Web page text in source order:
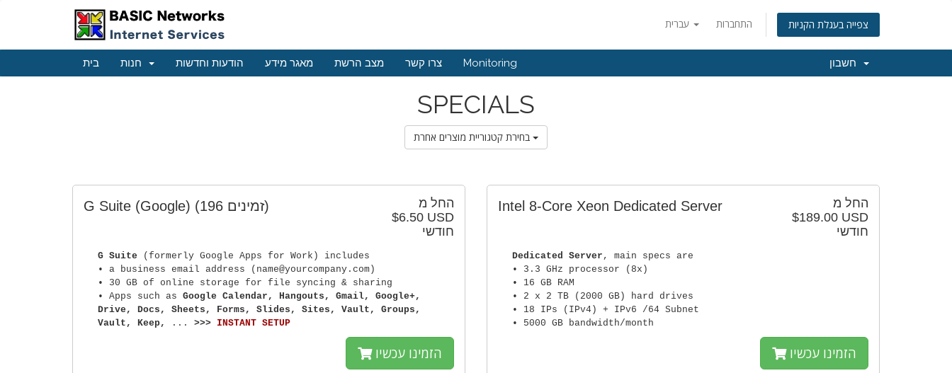
התחברות צפייה בעגלת הקניות
בית הודעות וחדשות מאגר מידע מצב הרשת צרו קשר Monitoring
SPECIALS
החל מ
$6.50 USD
חודשי
G Suite (Google) (196 זמינים)
G Suite (formerly Google Apps for Work) includes
• a business email address (name@yourcompany.com)
• 30 GB of online storage for file syncing & sharing
• Apps such as Google Calendar, Hangouts, Gmail, Google+,
Drive, Docs, Sheets, Forms, Slides, Sites, Vault, Groups,
Vault, Keep,
... >>> INSTANT SETUP
הזמינו עכשיו
החל מ
$189.00 USD
חודשי
Intel 8-Core Xeon Dedicated Server
Dedicated Server , main specs are
• 3.3 GHz processor (8x)
• 16 GB RAM
• 2 x 2 TB (2000 GB) hard drives
• 18 IPs (IPv4) + IPv6 /64 Subnet
• 5000 GB bandwidth/month
הזמינו עכשיו